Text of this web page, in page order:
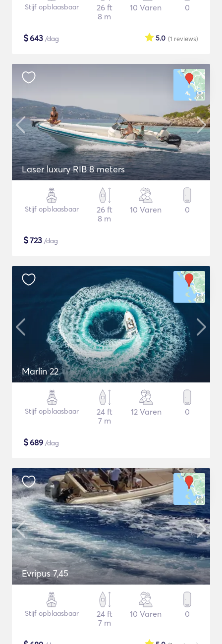
Stijf opblaasbaar
26 ft
8 m
10 Varen 0
$643 /dag (1 reviews)
5.0
Laser luxury RIB 8 meters
Stijf opblaasbaar
26 ft
8 m
10 Varen 0
$723 /dag
Marlin 22
Stijf opblaasbaar
24 ft
7 m
12 Varen 0
$689 /dag
Evripus 7,45
Stijf opblaasbaar
24 ft
7 m
10 Varen 0